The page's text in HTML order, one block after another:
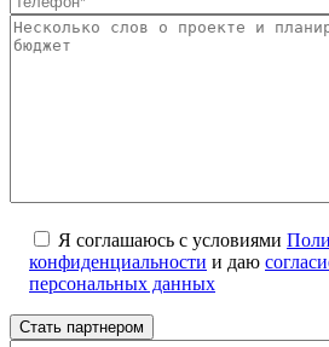
Я соглашаюсь с условиями
конфиденциальности и даю
персональных данных